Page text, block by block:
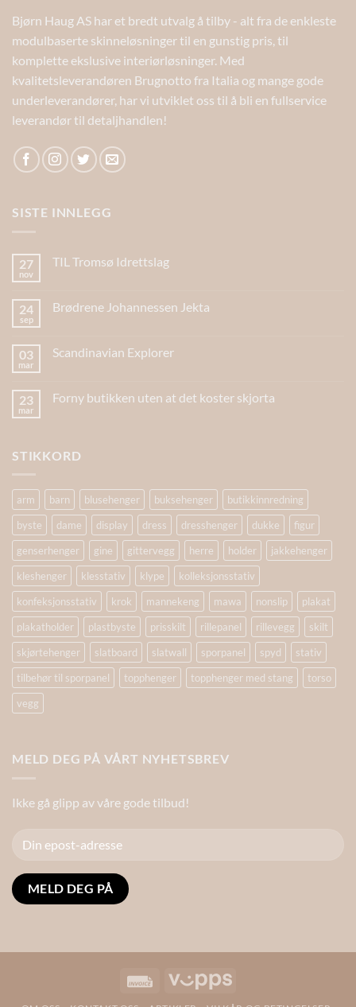
Bjørn Haug AS har et bredt utvalg å tilby - alt fra de enkleste
modulbaserte skinneløsninger til en gunstig pris, til
komplette ekslusive interiørløsninger. Med
kvalitetsleverandøren Brugnotto fra Italia og mange gode
underleverandører, har vi utviklet oss til å bli en fullservice
leverandør til detaljhandlen!
SISTE INNLEGG
27
nov
TIL Tromsø Idrettslag
24
sep
Brødrene Johannessen Jekta
03
mar
Scandinavian Explorer
23
mar
Forny butikken uten at det koster skjorta
STIKKORD
arm barn blusehenger buksehenger
butikkinnredning
byste
dame display dress dresshenger dukke
figur
genserhenger
gine gittervegg herre holder
jakkehenger
kleshenger
klesstativ klype
kolleksjonsstativ
konfeksjonsstativ
krok mannekeng mawa nonslip
plakat
plakatholder
plastbyste prisskilt rillepanel rillevegg
skilt
skjørtehenger
slatboard slatwall sporpanel spyd
stativ
tilbehør til sporpanel
topphenger topphenger med stang
torso
vegg
MELD DEG PÅ VÅRT NYHETSBREV
Ikke gå glipp av våre gode tilbud!
Invoice Vipps